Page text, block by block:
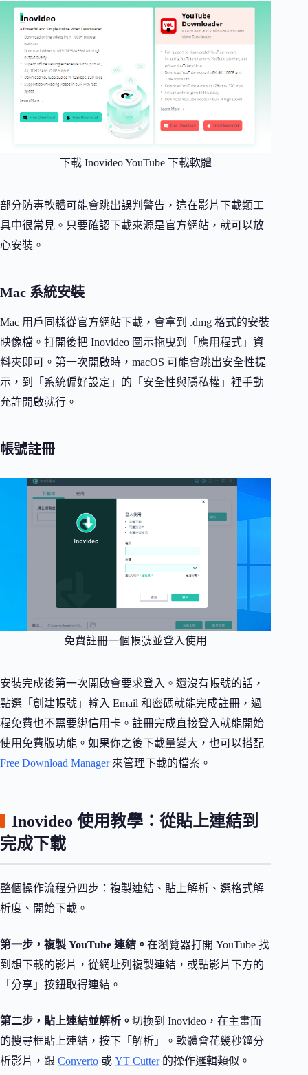
下載 Inovideo YouTube 下載軟體
部分防毒軟體可能會跳出誤判警告，這在影片下載類工
具中很常見。只要確認下載來源是官方網站，就可以放
心安裝。
Mac 系統安裝
Mac 用戶同樣從官方網站下載，會拿到 .dmg 格式的安裝
映像檔。打開後把 Inovideo 圖示拖曳到「應用程式」資
料夾即可。第一次開啟時，macOS 可能會跳出安全性提
示，到「系統偏好設定」的「安全性與隱私權」裡手動
允許開啟就行。
帳號註冊
免費註冊一個帳號並登入使用
安裝完成後第一次開啟會要求登入。還沒有帳號的話，
點選「創建帳號」輸入 Email 和密碼就能完成註冊，過
程免費也不需要綁信用卡。註冊完成直接登入就能開始
使用免費版功能。如果你之後下載量變大，也可以搭配
Free Download Manager來管理下載的檔案。
Inovideo 使用教學：從貼上連結到
完成下載
整個操作流程分四步：複製連結、貼上解析、選格式解
析度、開始下載。
第一步，複製 YouTube 連結。 在瀏覽器打開 YouTube 找
到想下載的影片，從網址列複製連結，或點影片下方的
「分享」按鈕取得連結。
第二步，貼上連結並解析。 切換到 Inovideo，在主畫面
的搜尋框貼上連結，按下「解析」。軟體會花幾秒鐘分
析影片，跟 Converto 或 YT Cutter的操作邏輯類似。